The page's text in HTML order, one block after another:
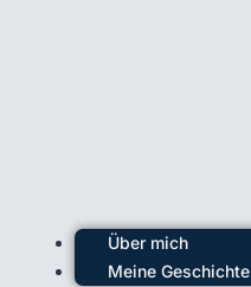
Über mich
Meine Geschichte